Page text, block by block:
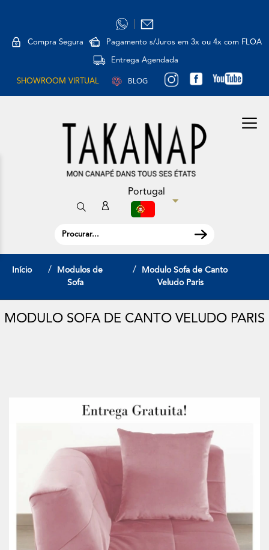
Compra Segura Pagamento s/Juros em 3x ou 4x com FLOA
Entrega Agendada
SHOWROOM VIRTUAL BLOG
Portugal
Início
Modulos de
Sofa
Modulo Sofa de Canto
Veludo Paris
MODULO SOFA DE CANTO VELUDO PARIS